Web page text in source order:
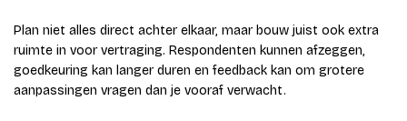
Plan niet alles direct achter elkaar, maar bouw juist ook extra
ruimte in voor vertraging. Respondenten kunnen afzeggen,
goedkeuring kan langer duren en feedback kan om grotere
aanpassingen vragen dan je vooraf verwacht.